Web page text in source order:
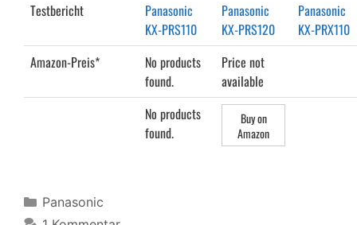
Testbericht
Panasonic
KX-PRS110
Panasonic
KX-PRS120
Panasonic
KX-PRX110
Amazon-Preis*
No products
found.
Price not
available
No products
found.
Buy on
Amazon
Kategorien
Panasonic